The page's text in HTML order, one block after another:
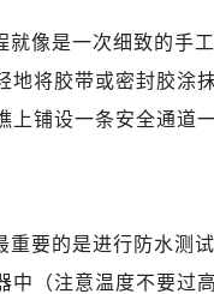
就像是一次细致的手
地将胶带或密封胶涂
上铺设一条安全通道一
重要的是进行防水测
中（注意温度不要过